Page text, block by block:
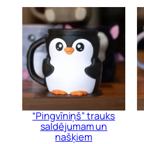
“Pingvīniņš” trauks
saldējumam un
našķiem